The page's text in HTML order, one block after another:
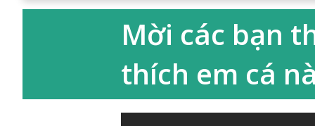
Mời các bạn
thích em cá